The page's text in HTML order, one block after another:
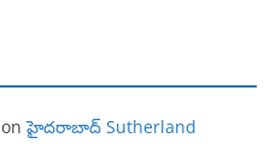
onహైదరాబాద్ Sutherland